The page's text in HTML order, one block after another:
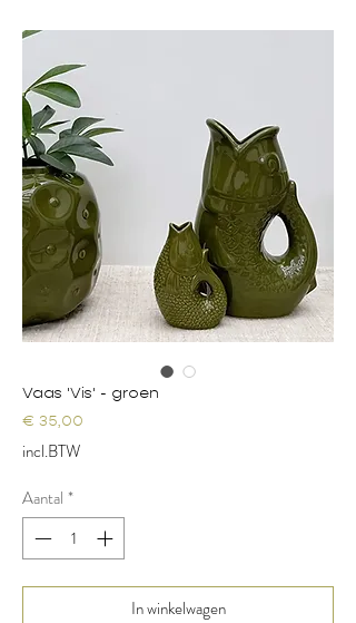
Vaas 'Vis' - groen
€ 35,00
incl.BTW
Aantal *
In winkelwagen